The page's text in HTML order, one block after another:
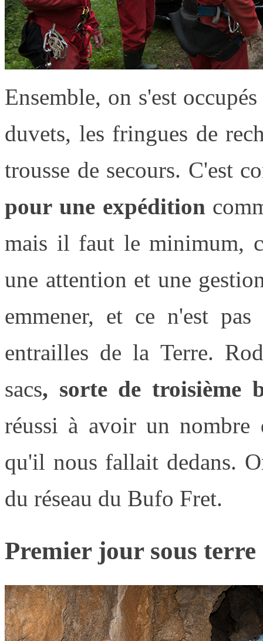
Ensemble, on s'est
duvets, les fringues de
trousse de secours. C'est
pour une expédition
mais il faut le minimum,
une attention et une
emmener, et ce n'est
entrailles de la Terre.
sacs, sorte de troisième
réussi à avoir un nombre
qu'il nous fallait dedans.
du réseau du Bufo Fret.
Premier jour sous terre